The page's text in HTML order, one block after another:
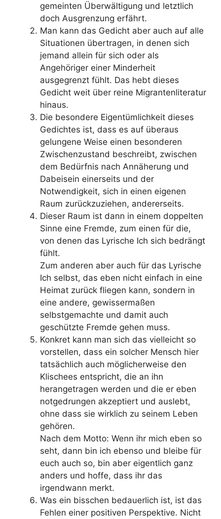
gemeinten Überwältigung und letztlich
doch Ausgrenzung erfährt.
Man kann das Gedicht aber auch auf alle
Situationen übertragen, in denen sich
jemand allein für sich oder als
Angehöriger einer Minderheit
ausgegrenzt fühlt. Das hebt dieses
Gedicht weit über reine Migrantenliteratur
hinaus.
Die besondere Eigentümlichkeit dieses
Gedichtes ist, dass es auf überaus
gelungene Weise einen besonderen
Zwischenzustand beschreibt, zwischen
dem Bedürfnis nach Annäherung und
Dabeisein einerseits und der
Notwendigkeit, sich in einen eigenen
Raum zurückzuziehen, andererseits.
Dieser Raum ist dann in einem doppelten
Sinne eine Fremde, zum einen für die,
von denen das Lyrische Ich sich bedrängt
fühlt.
Zum anderen aber auch für das Lyrische
Ich selbst, das eben nicht einfach in eine
Heimat zurück fliegen kann, sondern in
eine andere, gewissermaßen
selbstgemachte und damit auch
geschützte Fremde gehen muss.
Konkret kann man sich das vielleicht so
vorstellen, dass ein solcher Mensch hier
tatsächlich auch möglicherweise den
Klischees entspricht, die an ihn
herangetragen werden und die er eben
notgedrungen akzeptiert und auslebt,
ohne dass sie wirklich zu seinem Leben
gehören.
Nach dem Motto: Wenn ihr mich eben so
seht, dann bin ich ebenso und bleibe für
euch auch so, bin aber eigentlich ganz
anders und hoffe, dass ihr das
irgendwann merkt.
Was ein bisschen bedauerlich ist, ist das
Fehlen einer positiven Perspektive. Nicht